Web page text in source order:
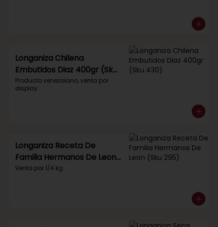
Longaniza Chilena
Embutidos Diaz 400gr (Sku
430)
Producto venezolano, venta por
display.
Longaniza Receta De
Familia Hermanos De Leon
(Sku 295)
Venta por 1/4 kg.